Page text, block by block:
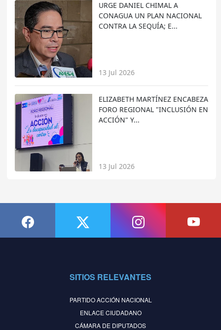
URGE DANIEL CHIMAL A
CONAGUA UN PLAN NACIONAL
CONTRA LA SEQUÍA; E...
13 Jul 2026
ELIZABETH MARTÍNEZ ENCABEZA
FORO REGIONAL "INCLUSIÓN EN
ACCIÓN" Y...
13 Jul 2026
SITIOS RELEVANTES
PARTIDO ACCIÓN NACIONAL
ENLACE CIUDADANO
CÁMARA DE DIPUTADOS